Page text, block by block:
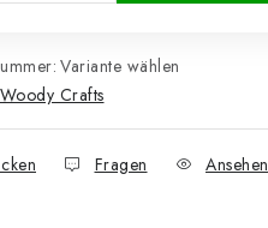
Variante wählen
Woody Crafts
Fragen Ansehen